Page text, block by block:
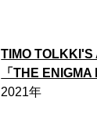
TIMO TOLKKI'S
「THE ENIGMA
2021年